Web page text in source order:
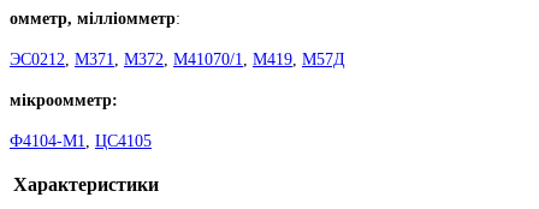
омметр, мілліомметр:
ЭС0212 М371 М372 М41070/1 М419 М57Д
мікроомметр:
Ф4104-М1 ЦС4105
Характеристики